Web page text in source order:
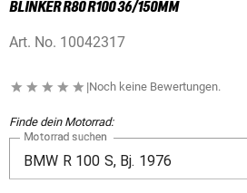
BLINKER R80 R100 36/150MM
Art. No. 10042317
|Noch keine Bewertungen.
Finde dein Motorrad:
Motorrad suchen